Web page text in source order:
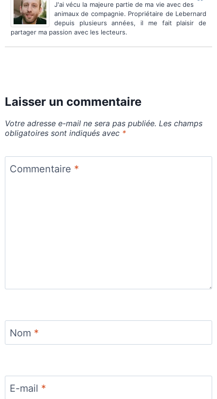
J'ai vécu la majeure partie de ma vie avec des
animaux de compagnie. Propriétaire de Lebernard
depuis plusieurs années, il me fait plaisir de
partager ma passion avec les lecteurs.
Laisser un commentaire
Votre adresse e-mail ne sera pas publiée. Les champs
obligatoires sont indiqués avec *
Commentaire *
Nom *
E-mail *